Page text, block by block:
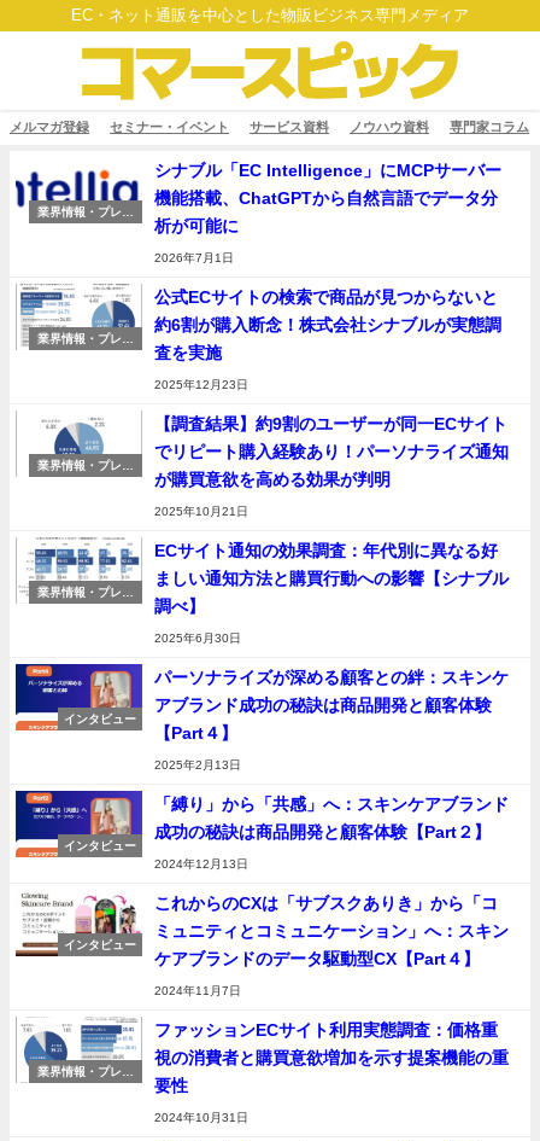
EC・ネット通販を中心とした物販ビジネス専門メディア
メルマガ登録 セミナー・イベント サービス資料 ノウハウ資料 専門家コラム
業界情報・プレス
シナブル「EC Intelligence」にMCPサーバー
機能搭載、ChatGPTから自然言語でデータ分
析が可能に
2026年7月1日
業界情報・プレス
公式ECサイトの検索で商品が見つからないと
約6割が購入断念！株式会社シナブルが実態調
査を実施
2025年12月23日
業界情報・プレス
【調査結果】約9割のユーザーが同一ECサイト
でリピート購入経験あり！パーソナライズ通知
が購買意欲を高める効果が判明
2025年10月21日
業界情報・プレス
ECサイト通知の効果調査：年代別に異なる好
ましい通知方法と購買行動への影響【シナブル
調べ】
2025年6月30日
インタビュー
パーソナライズが深める顧客との絆：スキンケ
アブランド成功の秘訣は商品開発と顧客体験
【Part４】
2025年2月13日
インタビュー
「縛り」から「共感」へ：スキンケアブランド
成功の秘訣は商品開発と顧客体験【Part２】
2024年12月13日
インタビュー
これからのCXは「サブスクありき」から「コ
ミュニティとコミュニケーション」へ：スキン
ケアブランドのデータ駆動型CX【Part４】
2024年11月7日
業界情報・プレス
ファッションECサイト利用実態調査：価格重
視の消費者と購買意欲増加を示す提案機能の重
要性
2024年10月31日